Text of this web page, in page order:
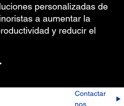
personalizadas de
a aumentar la
y reducir el
Contactar
Nos